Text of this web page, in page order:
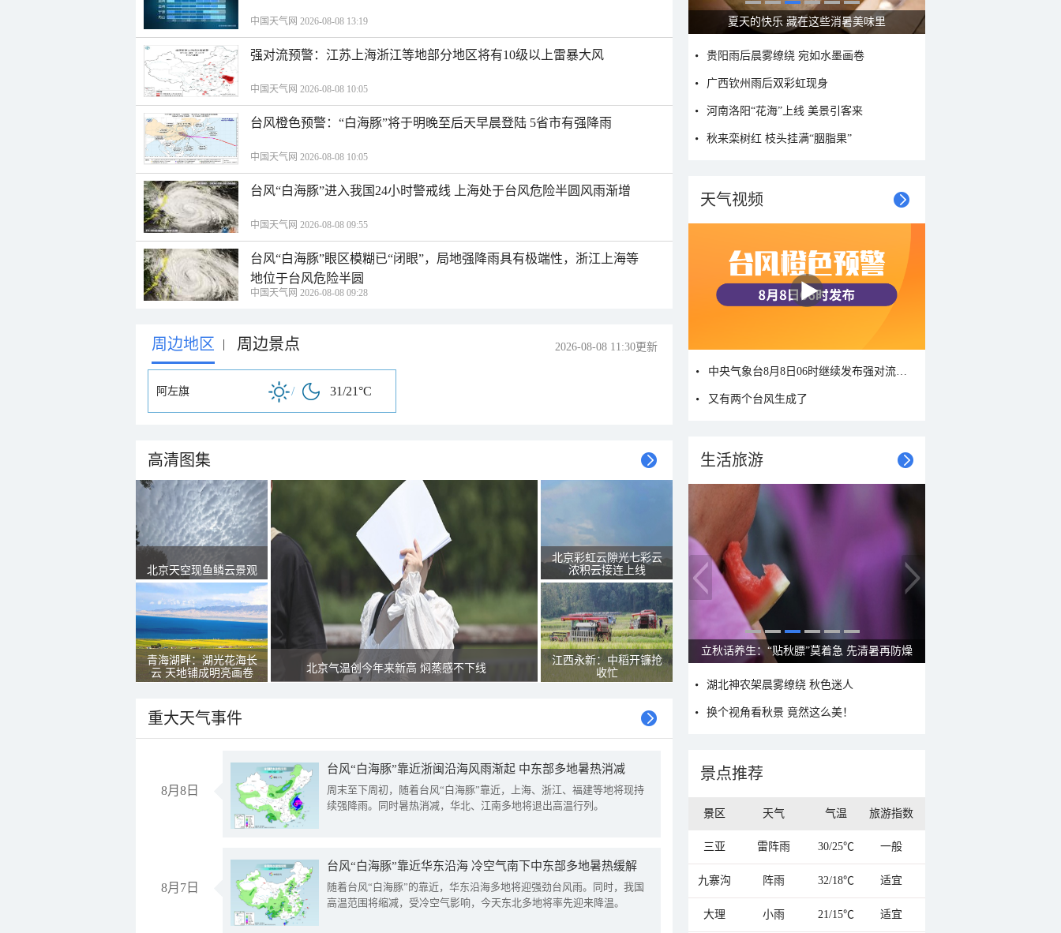
中国天气网 2026-08-08 13:19
强对流预警：江苏上海浙江等地部分地区将有10级以上雷暴大风
中国天气网 2026-08-08 10:05
台风橙色预警：“白海豚”将于明晚至后天早晨登陆 5省市有强降雨
中国天气网 2026-08-08 10:05
台风“白海豚”进入我国24小时警戒线 上海处于台风危险半圆风雨渐增
中国天气网 2026-08-08 09:55
台风“白海豚”眼区模糊已“闭眼”，局地强降雨具有极端性，浙江上海等
地位于台风危险半圆
中国天气网 2026-08-08 09:28
周边地区 | 周边景点 2026-08-08 11:30更新
阿左旗 / 31/21°C
高清图集
北京天空现鱼鳞云景观
青海湖畔：湖光花海长
云 天地铺成明亮画卷
北京气温创今年来新高 焖蒸感不下线
北京彩虹云隙光七彩云
浓积云接连上线
江西永新：中稻开镰抢
收忙
重大天气事件
8月8日
台风“白海豚”靠近浙闽沿海风雨渐起 中东部多地暑热消减
周末至下周初，随着台风“白海豚”靠近，上海、浙江、福建等地将现持
续强降雨。同时暑热消减，华北、江南多地将退出高温行列。
8月7日
台风“白海豚”靠近华东沿海 冷空气南下中东部多地暑热缓解
随着台风“白海豚”的靠近，华东沿海多地将迎强劲台风雨。同时，我国
高温范围将缩减，受冷空气影响，今天东北多地将率先迎来降温。
夏天的快乐 藏在这些消暑美味里
贵阳雨后晨雾缭绕 宛如水墨画卷
广西钦州雨后双彩虹现身
河南洛阳“花海”上线 美景引客来
秋来栾树红 枝头挂满“胭脂果”
天气视频
又有两个台风生成了
生活旅游
立秋话养生：“贴秋膘”莫着急 先清暑再防燥
湖北神农架晨雾缭绕 秋色迷人
换个视角看秋景 竟然这么美！
景点推荐
景区 天气 气温 旅游指数
三亚 雷阵雨 30/25℃ 一般
九寨沟 阵雨 32/18℃ 适宜
大理 小雨 21/15℃ 适宜